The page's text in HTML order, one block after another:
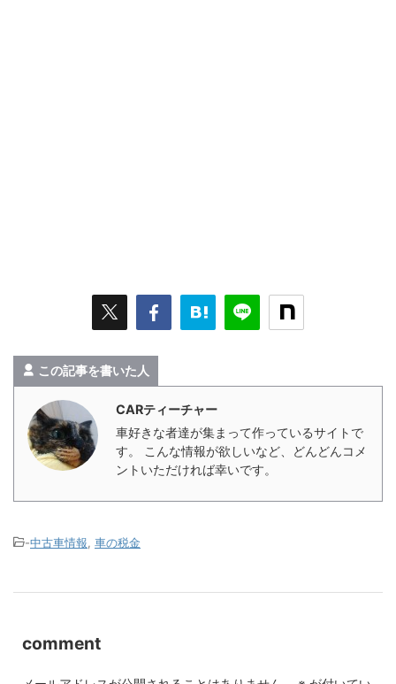
この記事を書いた人
CARティーチャー
車好きな者達が集まって作っているサイトで
す。 こんな情報が欲しいなど、どんどんコメ
ントいただければ幸いです。
-中古車情報 車の税金
comment